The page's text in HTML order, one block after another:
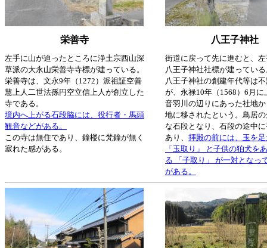
栄善寺 八王子神社
左手に山が迫ったところに浄土宗西山深
草派の大永山栄善寺寺標が建っている。
栄善寺は、文永9年（1272）派祖証空善
慧上人二世法孫円空立信上人が創立した
寺である。
境内へ上がる石段脇には、役行者・馬頭
観音などがある。
この寺は無住であり、鐘楼に梵鐘が無く
寂れた感がある。
街道に戻って先に進むと、
八王子神社社標が建ってい
八王子神社の創建年代等は
が、永禄10年（1568）6月に
音羽川の辺りにあった社地
地に移されたという。鳥居
な石段となり、石段の途中
あり、 拝殿の前には、玉を
「玉取り」 と子供の狛犬を
る 「子取り」 が一対となっ
がある。